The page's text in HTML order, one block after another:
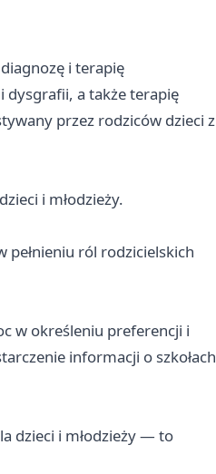
i terapię
dysgrafii, a także terapię
przez rodziców dzieci z
i młodzieży.
ról rodzicielskich
w określeniu preferencji i
informacji o szkołach
dzieci i młodzieży — to